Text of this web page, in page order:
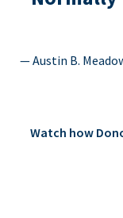
— Austin B.
Watch how